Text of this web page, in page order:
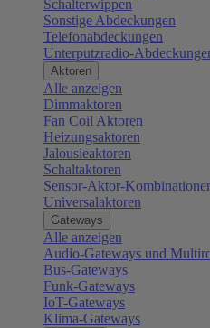
Schalterwippen
Sonstige Abdeckungen
Telefonabdeckungen
Unterputzradio-
Aktoren
Alle anzeigen
Dimmaktoren
Fan Coil Aktoren
Heizungsaktoren
Jalousieaktoren
Schaltaktoren
Sensor-Aktor-
Universalaktoren
Gateways
Alle anzeigen
Audio-Gateways und
Bus-Gateways
Funk-Gateways
IoT-Gateways
Klima-Gateways